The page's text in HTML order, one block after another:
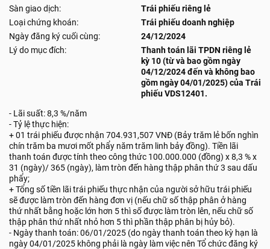
Sàn giao dịch:
Trái phiếu riêng lẻ
Loại chứng khoán:
Trái phiếu doanh nghiệp
Ngày đăng ký cuối cùng:
24/12/2024
Lý do mục đích:
Thanh toán lãi TPDN riêng lẻ
kỳ 10 (từ và bao gồm ngày
04/12/2024 đến và không bao
gồm ngày 04/01/2025) của Trái
phiếu VDS12401.
- Lãi suất: 8,3 %/năm
- Tỷ lệ thực hiện:
+ 01 trái phiếu được nhận 704.931,507 VNĐ (Bảy trăm lẻ bốn nghìn
chín trăm ba mươi mốt phẩy năm trăm linh bảy đồng). Tiền lãi
thanh toán được tính theo công thức 100.000.000 (đồng) x 8,3 % x
31 (ngày)/ 365 (ngày), làm tròn đến hàng thập phân thứ 3 sau dấu
phẩy;
+ Tổng số tiền lãi trái phiếu thực nhận của người sở hữu trái phiếu
sẽ được làm tròn đến hàng đơn vị (nếu chữ số thập phân ở hàng
thứ nhất bằng hoặc lớn hơn 5 thì số được làm tròn lên, nếu chữ số
thập phân thứ nhất nhỏ hơn 5 thì phần thập phân bị hủy bỏ).
- Ngày thanh toán: 06/01/2025 (do ngày thanh toán theo kỳ hạn là
ngày 04/01/2025 không phải là ngày làm việc nên Tổ chức đăng ký